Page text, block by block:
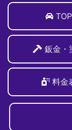
TOP
鈑金・
料金